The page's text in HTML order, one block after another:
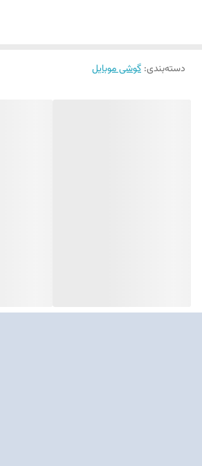
دسته‌بندی: گوشی موبایل